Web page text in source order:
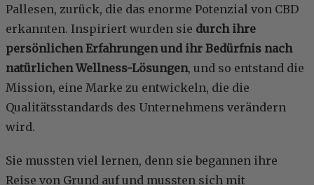
Pallesen, zurück, die das enorme Potenzial von CBD
erkannten. Inspiriert wurden sie durch ihre
persönlichen Erfahrungen und ihr Bedürfnis nach
natürlichen Wellness-Lösungen, und so entstand die
Mission, eine Marke zu entwickeln, die die
Qualitätsstandards des Unternehmens verändern
wird.
Sie mussten viel lernen, denn sie begannen ihre
Reise von Grund auf und mussten sich mit